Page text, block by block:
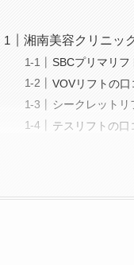
湘南美容クリニッ
SBCプリマリフ
VOVリフトの口
シークレットリ
テスリフトの口